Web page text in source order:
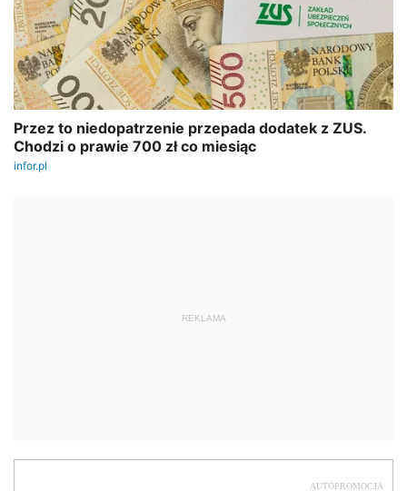
REKLAMA
AUTOPROMOCJA